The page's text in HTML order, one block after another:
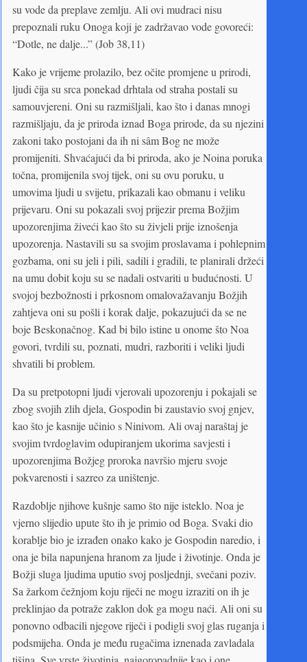
su vode da preplave zemlju. Ali ovi mudraci nisu
prepoznali ruku Onoga koji je zadržavao vode govoreći:
“Dotle, ne dalje...” (Job 38,11)
Kako je vrijeme prolazilo, bez očite promjene u prirodi,
ljudi čija su srca ponekad drhtala od straha postali su
samouvjereni. Oni su razmišljali, kao što i danas mnogi
razmišljaju, da je priroda iznad Boga prirode, da su njezini
zakoni tako postojani da ih ni sâm Bog ne može
promijeniti. Shvaćajući da bi priroda, ako je Noina poruka
točna, promijenila svoj tijek, oni su ovu poruku, u
umovima ljudi u svijetu, prikazali kao obmanu i veliku
prijevaru. Oni su pokazali svoj prijezir prema Božjim
upozorenjima živeći kao što su živjeli prije iznošenja
upozorenja. Nastavili su sa svojim proslavama i pohlepnim
gozbama, oni su jeli i pili, sadili i gradili, te planirali držeći
na umu dobit koju su se nadali ostvariti u budućnosti. U
svojoj bezbožnosti i prkosnom omalovažavanju Božjih
zahtjeva oni su pošli i korak dalje, pokazujući da se ne
boje Beskonačnog. Kad bi bilo istine u onome što Noa
govori, tvrdili su, poznati, mudri, razboriti i veliki ljudi
shvatili bi problem.
Da su pretpotopni ljudi vjerovali upozorenju i pokajali se
zbog svojih zlih djela, Gospodin bi zaustavio svoj gnjev,
kao što je kasnije učinio s Ninivom. Ali ovaj naraštaj je
svojim tvrdoglavim odupiranjem ukorima savjesti i
upozorenjima Božjeg proroka navršio mjeru svoje
pokvarenosti i sazreo za uništenje.
Razdoblje njihove kušnje samo što nije isteklo. Noa je
vjerno slijedio upute što ih je primio od Boga. Svaki dio
korablje bio je izrađen onako kako je Gospodin naredio, i
ona je bila napunjena hranom za ljude i životinje. Onda je
Božji sluga ljudima uputio svoj posljednji, svečani poziv.
Sa žarkom čežnjom koju riječi ne mogu izraziti on ih je
preklinjao da potraže zaklon dok ga mogu naći. Ali oni su
ponovno odbacili njegove riječi i podigli svoj glas ruganja i
podsmijeha. Onda je među rugačima iznenada zavladala